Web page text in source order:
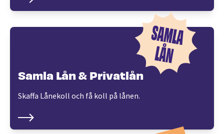
Samla Lån & Privatlån
Skaffa Lånekoll och få koll på lånen.